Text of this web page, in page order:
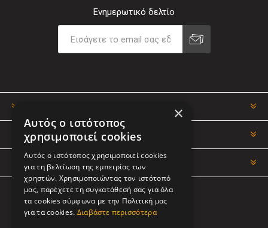
Ενημερωτικό δελτίο
Ο ΛΟΓΑΡΙΑΣΜΌΣ ΜΟΥ
ΕΡΓΑΛΕΊΑ ΣΕΛΊΔΑΣ
ΑΚΟΛΟΥΘΉΣΤΕ ΜΑΣ
×
Αυτός ο ιστότοπος
χρησιμοποιεί cookies
Αυτός ο ιστότοπος χρησιμοποιεί cookies
για τη βελτίωση της εμπειρίας των
χρηστών. Χρησιμοποιώντας τον ιστότοπό
μας, παρέχετε τη συγκατάθεσή σας για όλα
τα cookies σύμφωνα με την Πολιτική μας
για τα cookies. Διαβάστε περισσότερα